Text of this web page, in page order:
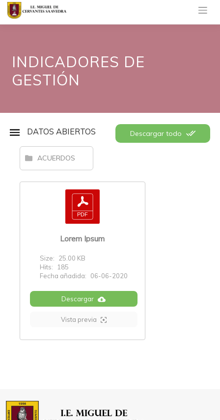
Saltar
INDICADORES DE
GESTIÓN
Descargar todo
DATOS ABIERTOS
ACUERDOS
Lorem Ipsum
Size:
25.00 KB
Hits:
185
Fecha añadida:
06-06-2020
Descargar
Vista previa